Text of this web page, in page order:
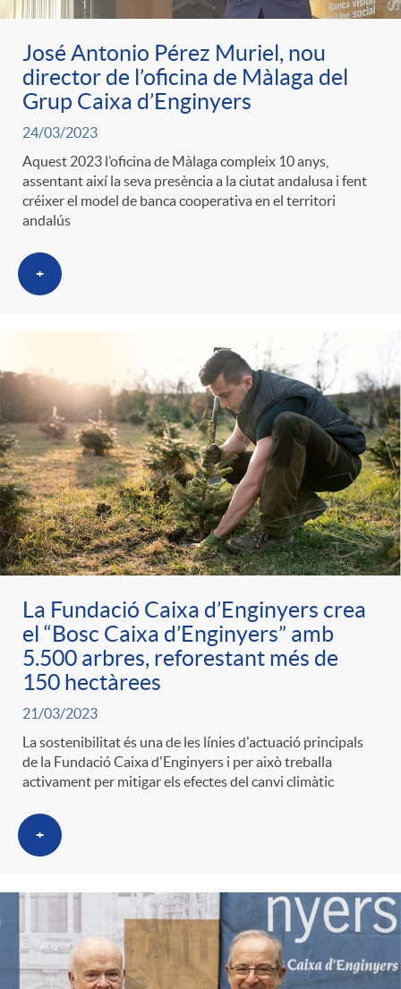
José Antonio Pérez Muriel, nou
director de l’oficina de Màlaga del
Grup Caixa d’Enginyers
24/03/2023
Aquest 2023 l’oficina de Màlaga compleix 10 anys,
assentant així la seva presència a la ciutat andalusa i fent
créixer el model de banca cooperativa en el territori
andalús
+
La Fundació Caixa d’Enginyers crea
el “Bosc Caixa d’Enginyers” amb
5.500 arbres, reforestant més de
150 hectàrees
21/03/2023
La sostenibilitat és una de les línies d'actuació principals
de la Fundació Caixa d'Enginyers i per això treballa
activament per mitigar els efectes del canvi climàtic
+